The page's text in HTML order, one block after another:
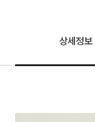
상세정보